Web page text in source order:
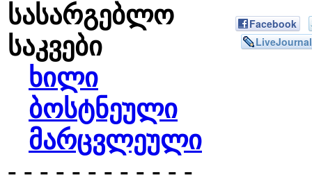
სასარგებლო
საკვები
ხილი
ბოსტნეული
მარცვლეული
- - - - - - - - - - - -
Facebook
LiveJournal